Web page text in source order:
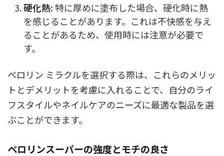
硬化熱:特に厚めに塗布した場合、硬化時に熱
を感じることがあります。これは不快感を与え
ることがあるため、使用時には注意が必要で
す。
ペロリン ミラクルを選択する際は、これらのメリッ
トとデメリットを考慮に入れることで、自分のライ
フスタイルやネイルケアのニーズに最適な製品を選
ぶことができます。
ペロリンスーパーの強度とモチの良さ